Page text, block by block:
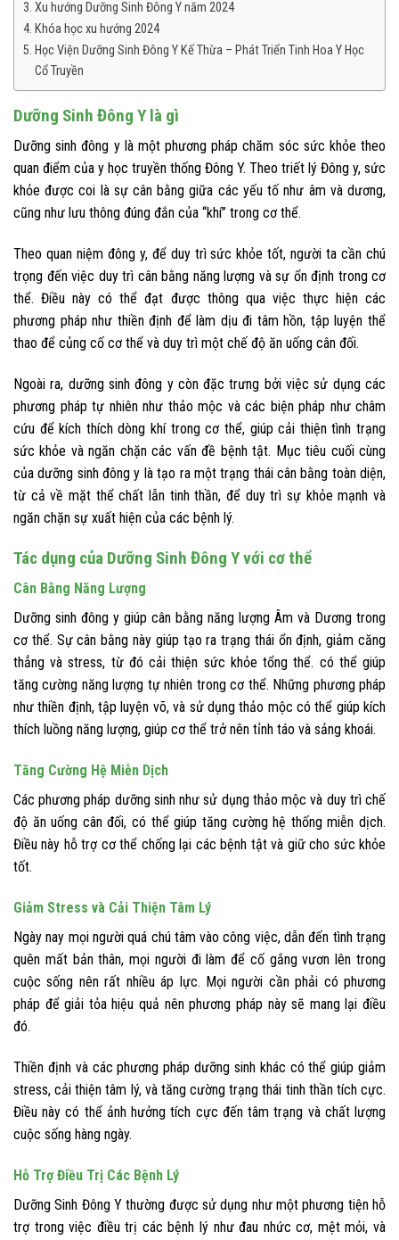
Xu hướng Dưỡng Sinh Đông Y năm 2024
Khóa học xu hướng 2024
Học Viện Dưỡng Sinh Đông Y Kế Thừa – Phát Triển Tinh Hoa Y Học
Cổ Truyền
Dưỡng Sinh Đông Y là gì
Dưỡng sinh đông y là một phương pháp chăm sóc sức khỏe theo
quan điểm của y học truyền thống Đông Y. Theo triết lý Đông y, sức
khỏe được coi là sự cân bằng giữa các yếu tố như âm và dương,
cũng như lưu thông đúng đắn của “khí” trong cơ thể.
Theo quan niệm đông y, để duy trì sức khỏe tốt, người ta cần chú
trọng đến việc duy trì cân bằng năng lượng và sự ổn định trong cơ
thể. Điều này có thể đạt được thông qua việc thực hiện các
phương pháp như thiền định để làm dịu đi tâm hồn, tập luyện thể
thao để củng cố cơ thể và duy trì một chế độ ăn uống cân đối.
Ngoài ra, dưỡng sinh đông y còn đặc trưng bởi việc sử dụng các
phương pháp tự nhiên như thảo mộc và các biện pháp như châm
cứu để kích thích dòng khí trong cơ thể, giúp cải thiện tình trạng
sức khỏe và ngăn chặn các vấn đề bệnh tật. Mục tiêu cuối cùng
của dưỡng sinh đông y là tạo ra một trạng thái cân bằng toàn diện,
từ cả về mặt thể chất lẫn tinh thần, để duy trì sự khỏe mạnh và
ngăn chặn sự xuất hiện của các bệnh lý.
Tác dụng của Dưỡng Sinh Đông Y với cơ thể
Cân Bằng Năng Lượng
Dưỡng sinh đông y giúp cân bằng năng lượng Âm và Dương trong
cơ thể. Sự cân bằng này giúp tạo ra trạng thái ổn định, giảm căng
thẳng và stress, từ đó cải thiện sức khỏe tổng thể. có thể giúp
tăng cường năng lượng tự nhiên trong cơ thể. Những phương pháp
như thiền định, tập luyện võ, và sử dụng thảo mộc có thể giúp kích
thích luồng năng lượng, giúp cơ thể trở nên tỉnh táo và sảng khoái.
Tăng Cường Hệ Miễn Dịch
Các phương pháp dưỡng sinh như sử dụng thảo mộc và duy trì chế
độ ăn uống cân đối, có thể giúp tăng cường hệ thống miễn dịch.
Điều này hỗ trợ cơ thể chống lại các bệnh tật và giữ cho sức khỏe
tốt.
Giảm Stress và Cải Thiện Tâm Lý
Ngày nay mọi người quá chú tâm vào công việc, dẫn đến tình trạng
quên mất bản thân, mọi người đi làm để cố gắng vươn lên trong
cuộc sống nên rất nhiều áp lực. Mọi người cần phải có phương
pháp để giải tỏa hiệu quả nên phương pháp này sẽ mang lại điều
đó.
Thiền định và các phương pháp dưỡng sinh khác có thể giúp giảm
stress, cải thiện tâm lý, và tăng cường trạng thái tinh thần tích cực.
Điều này có thể ảnh hưởng tích cực đến tâm trạng và chất lượng
cuộc sống hàng ngày.
Hỗ Trợ Điều Trị Các Bệnh Lý
Dưỡng Sinh Đông Y thường được sử dụng như một phương tiện hỗ
trợ trong việc điều trị các bệnh lý như đau nhức cơ, mệt mỏi, và